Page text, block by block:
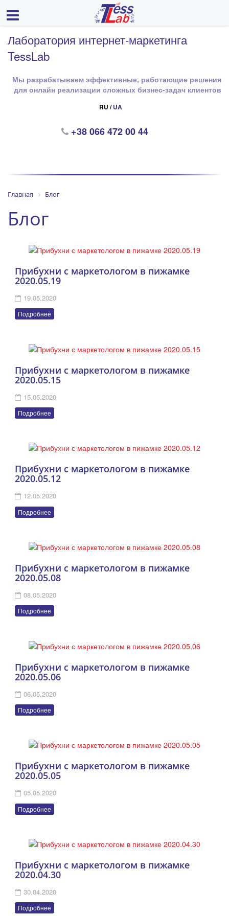
Лаборатория интернет-маркетинга
TessLab
Мы разрабатываем эффективные, работающие решения
для онлайн реализации сложных бизнес-задач клиентов
RU /UA
+38 066 472 00 44
Главная Блог
Блог
Прибухни с маркетологом в пижамке
2020.05.19
19.05.2020
Подробнее
Прибухни с маркетологом в пижамке
2020.05.15
15.05.2020
Подробнее
Прибухни с маркетологом в пижамке
2020.05.12
12.05.2020
Подробнее
Прибухни с маркетологом в пижамке
2020.05.08
08.05.2020
Подробнее
Прибухни с маркетологом в пижамке
2020.05.06
06.05.2020
Подробнее
Прибухни с маркетологом в пижамке
2020.05.05
05.05.2020
Подробнее
Прибухни с маркетологом в пижамке
2020.04.30
30.04.2020
Подробнее